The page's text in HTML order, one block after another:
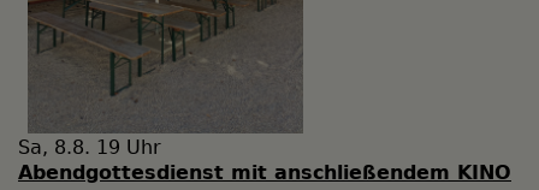
Sa, 8.8. 19 Uhr
Abendgottesdienst mit anschließendem KINO